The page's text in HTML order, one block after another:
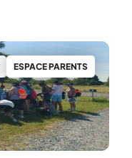
ESPACE PARENTS